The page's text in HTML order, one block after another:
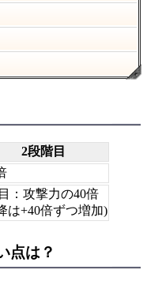
2段階目
：攻撃力の40倍
は+40倍ずつ増加)
点は？